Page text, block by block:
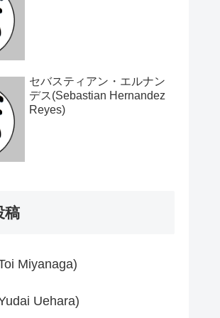
セバスティアン・エルナン
デス(Sebastian Hernandez
Reyes)
稿
Miyanaga)
Uehara)